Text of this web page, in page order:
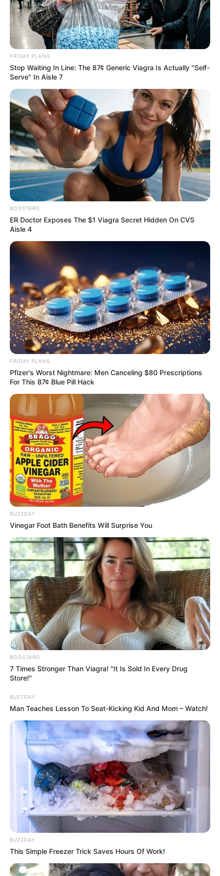
FRIDAY PLANS
Stop Waiting In Line: The 87¢ Generic Viagra Is Actually "Self-
Serve" In Aisle 7
BOOSTARO
ER Doctor Exposes The $1 Viagra Secret Hidden On CVS
Aisle 4
FRIDAY PLANS
Pfizer's Worst Nightmare: Men Canceling $80 Prescriptions
For This 87¢ Blue Pill Hack
BUZZDAY
Vinegar Foot Bath Benefits Will Surprise You
BOOSTARO
7 Times Stronger Than Viagra! "It Is Sold In Every Drug
Store!"
BUZZDAY
Man Teaches Lesson To Seat-Kicking Kid And Mom – Watch!
BUZZDAY
This Simple Freezer Trick Saves Hours Of Work!